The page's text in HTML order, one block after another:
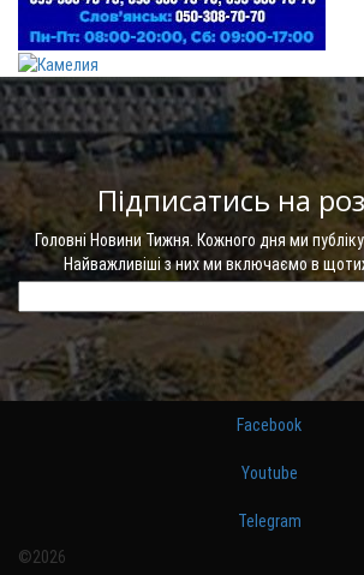
Підписатись на
Головні Новини Тижня. Кожного дня ми
Найважливіші з них ми включаємо в
Facebook
Youtube
Telegram
©2026